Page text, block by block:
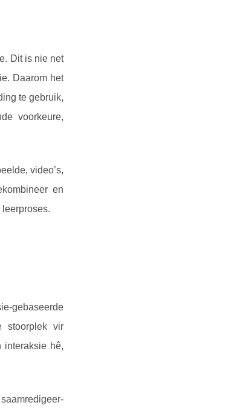
Dit is nie net
Daarom het
te gebruik,
voorkeure,
video’s,
en
gebaseerde
stoorplek vir
interaksie hê,